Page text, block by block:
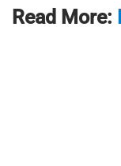
Read More: